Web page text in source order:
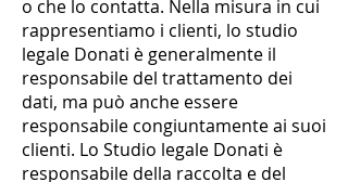
o che lo contatta. Nella misura in cui
rappresentiamo i clienti, lo studio
legale Donati è generalmente il
responsabile del trattamento dei
dati, ma può anche essere
responsabile congiuntamente ai suoi
clienti. Lo Studio legale Donati è
responsabile della raccolta e del